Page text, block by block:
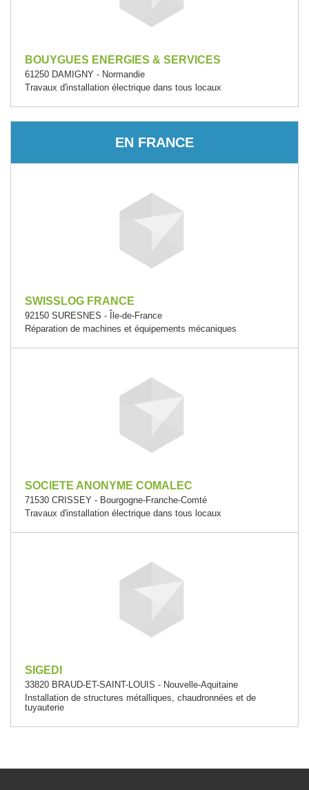
BOUYGUES ENERGIES & SERVICES
61250 DAMIGNY - Normandie
Travaux d'installation électrique dans tous locaux
EN FRANCE
SWISSLOG FRANCE
92150 SURESNES - Île-de-France
Réparation de machines et équipements mécaniques
SOCIETE ANONYME COMALEC
71530 CRISSEY - Bourgogne-Franche-Comté
Travaux d'installation électrique dans tous locaux
SIGEDI
33820 BRAUD-ET-SAINT-LOUIS - Nouvelle-Aquitaine
Installation de structures métalliques, chaudronnées et de
tuyauterie